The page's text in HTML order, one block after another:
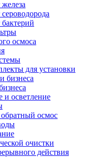
осмоса
для установки
бизнеса
и осветление
осмос
очистки
действия